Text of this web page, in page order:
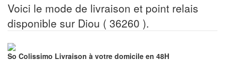
Voici le mode de livraison et point relais
disponible sur Diou ( 36260 ).
So Colissimo Livraison à votre domicile en 48H